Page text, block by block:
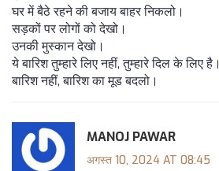
घर में बैठे रहने की बजाय बाहर निकलो।
सड़कों पर लोगों को देखो।
उनकी मुस्कान देखो।
ये बारिश तुम्हारे लिए नहीं, तुम्हारे दिल के लिए है।
बारिश नहीं, बारिश का मूड बदलो।
MANOJ PAWAR
अगस्त 10, 2024 AT 08:45